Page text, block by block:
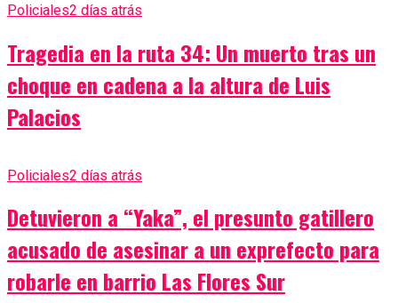
Policiales2 días atrás
Tragedia en la ruta 34: Un muerto tras un
choque en cadena a la altura de Luis
Palacios
Policiales2 días atrás
Detuvieron a “Yaka”, el presunto gatillero
acusado de asesinar a un exprefecto para
robarle en barrio Las Flores Sur